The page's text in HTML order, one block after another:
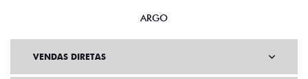
ARGO
VENDAS DIRETAS